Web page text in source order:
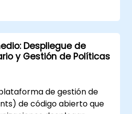
flujos de red
OpenDaylight.
con dispositivos
SDN y redes existentes.
y optimizar los
OpenDaylight para casos
Despliegue de
y Gestión de Políticas
de gestión de
de código abierto que